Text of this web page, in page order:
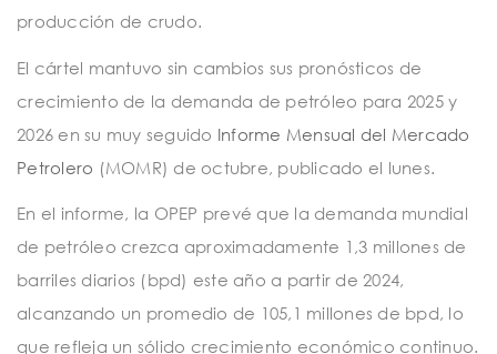
producción de crudo.
El cártel mantuvo sin cambios sus pronósticos de
crecimiento de la demanda de petróleo para 2025 y
2026 en su muy seguido Informe Mensual del Mercado
Petrolero (MOMR) de octubre, publicado el lunes.
En el informe, la OPEP prevé que la demanda mundial
de petróleo crezca aproximadamente 1,3 millones de
barriles diarios (bpd) este año a partir de 2024,
alcanzando un promedio de 105,1 millones de bpd, lo
que refleja un sólido crecimiento económico continuo.